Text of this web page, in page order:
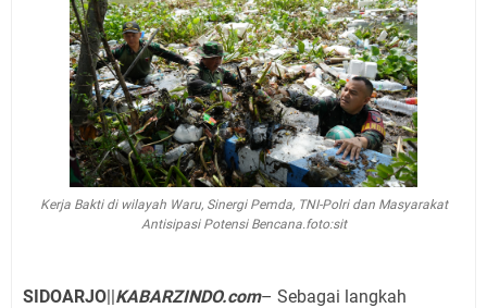
Kerja Bakti di wilayah Waru, Sinergi Pemda, TNI-Polri dan Masyarakat
Antisipasi Potensi Bencana.foto:sit
SIDOARJO||KABARZINDO.com– Sebagai langkah